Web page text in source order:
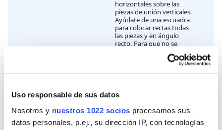
Uso responsable de sus datos
Nosotros y nuestros 1022 socios procesamos sus
datos personales, p.ej., su dirección IP, con tecnologías
horizontales sobre las
piezas de unión verticales.
Ayúdate de una escuadra
para colocar rectas todas
las piezas y en ángulo
recto. Para que no se
muevan mientras se
secan, utiliza cinta
americana. Deja secar una